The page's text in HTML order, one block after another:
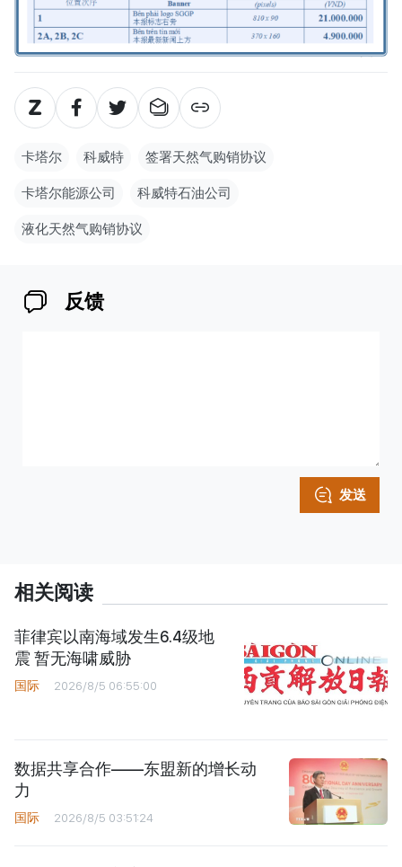
卡塔尔 科威特 签署天然气购销协议
卡塔尔能源公司 科威特石油公司
液化天然气购销协议
反馈
发送
相关阅读
菲律宾以南海域发生6.4级地
震 暂无海啸威胁
国际 2026/8/5 06:55:00
数据共享合作——东盟新的增长动
力
国际 2026/8/5 03:51:24